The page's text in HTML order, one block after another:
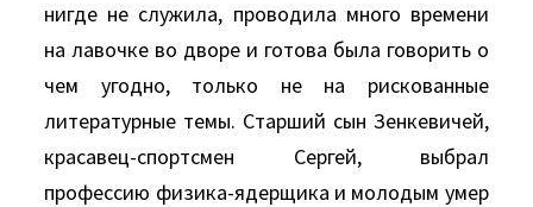
нигде не служила, проводила много времени
на лавочке во дворе и готова была говорить о
чем угодно, только не на рискованные
литературные темы. Старший сын Зенкевичей,
красавец-спортсмен Сергей, выбрал
профессию физика-ядерщика и молодым умер